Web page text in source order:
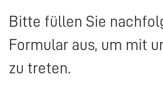
Bitte füllen Sie
Formular aus, um mit
zu treten.